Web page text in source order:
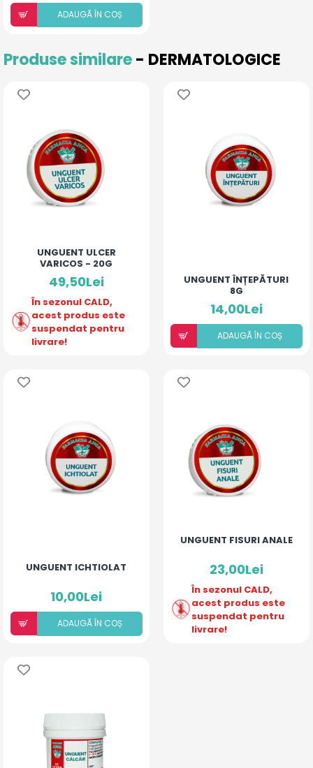
ADAUGÃ ÎN COȘ
Produse similare- DERMATOLOGICE
UNGUENT ULCER
VARICOS - 20G
49,50Lei
În sezonul CALD,
acest produs este
suspendat pentru
livrare!
UNGUENT ÎNȚEPĂTURI
8G
14,00Lei
ADAUGÃ ÎN COȘ
UNGUENT ICHTIOLAT
10,00Lei
ADAUGÃ ÎN COȘ
UNGUENT FISURI ANALE
23,00Lei
În sezonul CALD,
acest produs este
suspendat pentru
livrare!